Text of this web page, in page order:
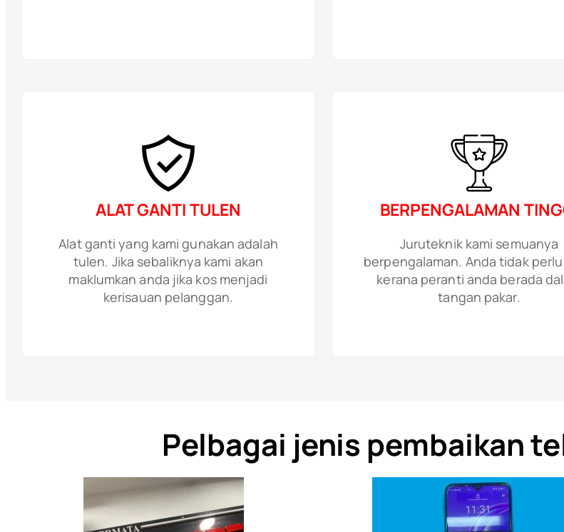
ALAT GANTI TULEN
Alat ganti yang kami gunakan adalah
tulen. Jika sebaliknya kami akan
maklumkan anda jika kos menjadi
kerisauan pelanggan.
BERPENGALAMAN
Juruteknik kami semuanya
berpengalaman. Anda tidak
kerana peranti anda berada
tangan pakar.
Pelbagai jenis pembaikan